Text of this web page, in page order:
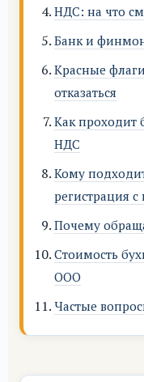
НДС: на что
Банк и
Красные
отказаться
Как проходит
НДС
Кому
регистрация с
Почему
Стоимость
ООО
Частые